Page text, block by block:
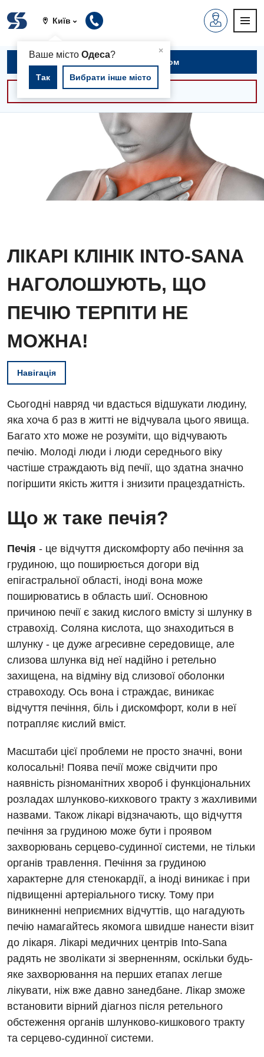
Київ
×
Ваше містоОдеса?
Так Вибрати інше місто
Вакансії
Заходи БПР
Інтернатура
Енциклопедія
Програма лояльності
Відгуки
Відео
Діагностичне відділення
Ендоскопічне відділення
Інструментальна діагностика
Рентгенографія
УЗД
Для дорослих
Акушерство і гінекологія
Алергологія, імунологія
Андрологія
Безоплатні послуги
Вакцинація
Гастроентерологія
Дерматовенерологія
Дієтологія
Ендокринологія
Декларування
Національний скринінг здоров’я 40+
Українська
Російська
Записатися на прийом
Консультації -30%
ЛІКАРІ КЛІНІК INTO-SANA
НАГОЛОШУЮТЬ, ЩО
ПЕЧІЮ ТЕРПІТИ НЕ
МОЖНА!
Навігація
Сьогодні навряд чи вдасться відшукати людину,
яка хоча б раз в житті не відчувала цього явища.
Багато хто може не розуміти, що відчувають
печію. Молоді люди і люди середнього віку
частіше страждають від печії, що здатна значно
погіршити якість життя і знизити працездатність.
Що ж таке печія?
Печія - це відчуття дискомфорту або печіння за
грудиною, що поширюється догори від
епігастральної області, іноді вона може
поширюватись в область шиї. Основною
причиною печії є закид кислого вмісту зі шлунку в
стравохід. Соляна кислота, що знаходиться в
шлунку - це дуже агресивне середовище, але
слизова шлунка від неї надійно і ретельно
захищена, на відміну від слизової оболонки
стравоходу. Ось вона і страждає, виникає
відчуття печіння, біль і дискомфорт, коли в неї
потрапляє кислий вміст.
Масштаби цієї проблеми не просто значні, вони
колосальні! Поява печії може свідчити про
наявність різноманітних хвороб і функціональних
розладах шлунково-кихкового тракту з жахливими
назвами. Також лікарі відзначають, що відчуття
печіння за грудиною може бути і проявом
захворювань серцево-судинної системи, не тільки
органів травлення. Печіння за грудиною
характерне для стенокардії, а іноді виникає і при
підвищенні артеріального тиску. Тому при
виникненні неприємних відчуттів, що нагадують
печію намагайтесь якомога швидше нанести візит
до лікаря. Лікарі медичних центрів Into-Sana
радять не зволікати зі зверненням, оскільки будь-
яке захворювання на перших етапах легше
лікувати, ніж вже давно занедбане. Лікар зможе
встановити вірний діагноз після ретельного
обстеження органів шлунково-кишкового тракту
та серцево-судинної системи.